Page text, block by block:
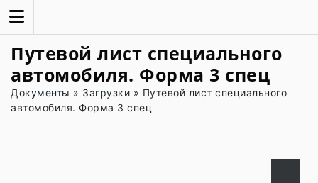
Путевой лист специального
автомобиля. Форма 3 спец
Документы » Загрузки » Путевой лист специального
автомобиля. Форма 3 спец